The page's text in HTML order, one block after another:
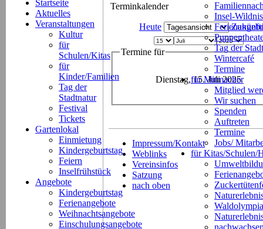
Insel-
Tag der
Wintercafé
Termine
für Mitmacher
Mitglied
Wir suchen
Spenden
Auftreten
Termine
Jobs/
für Kitas/Schulen/
Startseite
Aktuelles
Veranstaltungen
Kultur
für
Schulen/Kitas
für
Kinder/Familien
Tag der
Stadtnatur
Festival
Tickets
Gartenlokal
Einmietung
Kindergeburtstag
Feiern
Inselfrühstück
Angebote
Kindergeburtstag
Ferienangebote
Weihnachtsangebote
Einschulungsangebote
Terminkalender
Heute
Termine für
Dienstag, 15. Juli 2025
Impressum/Kontakt
Weblinks
Vereinsinfos
Satzung
nach oben